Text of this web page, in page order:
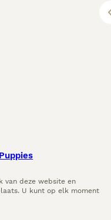
van deze website en
U kunt op elk moment